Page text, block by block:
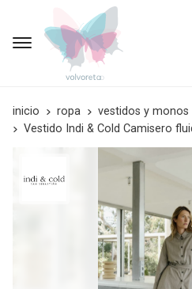
inicio ropa
vestidos y monos
Vestido Indi & Cold Camisero